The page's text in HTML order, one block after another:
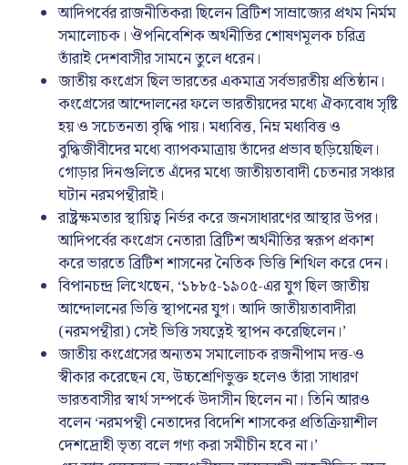
আদিপর্বের রাজনীতিকরা ছিলেন ব্রিটিশ সাম্রাজ্যের প্রথম নির্মম
সমালোচক। ঔপনিবেশিক অর্থনীতির শোষণমূলক চরিত্র
তাঁরাই দেশবাসীর সামনে তুলে ধরেন।
জাতীয় কংগ্রেস ছিল ভারতের একমাত্র সর্বভারতীয় প্রতিষ্ঠান।
কংগ্রেসের আন্দোলনের ফলে ভারতীয়দের মধ্যে ঐক্যবোধ সৃষ্টি
হয় ও সচেতনতা বৃদ্ধি পায়। মধ্যবিত্ত, নিম্ন মধ্যবিত্ত ও
বুদ্ধিজীবীদের মধ্যে ব্যাপকমাত্রায় তাঁদের প্রভাব ছড়িয়েছিল।
গোড়ার দিনগুলিতে এঁদের মধ্যে জাতীয়তাবাদী চেতনার সঞ্চার
ঘটান নরমপন্থীরাই।
রাষ্ট্রক্ষমতার স্থায়িত্ব নির্ভর করে জনসাধারণের আস্থার উপর।
আদিপর্বের কংগ্রেস নেতারা ব্রিটিশ অর্থনীতির স্বরূপ প্রকাশ
করে ভারতে ব্রিটিশ শাসনের নৈতিক ভিত্তি শিথিল করে দেন।
বিপানচন্দ্র লিখেছেন, ‘১৮৮৫-১৯০৫-এর যুগ ছিল জাতীয়
আন্দোলনের ভিত্তি স্থাপনের যুগ। আদি জাতীয়তাবাদীরা
(নরমপন্থীরা) সেই ভিত্তি সযত্নেই স্থাপন করেছিলেন।’
জাতীয় কংগ্রেসের অন্যতম সমালোচক রজনীপাম দত্ত-ও
স্বীকার করেছেন যে, উচ্চশ্রেণিভুক্ত হলেও তাঁরা সাধারণ
ভারতবাসীর স্বার্থ সম্পর্কে উদাসীন ছিলেন না। তিনি আরও
বলেন ‘নরমপন্থী নেতাদের বিদেশি শাসকের প্রতিক্রিয়াশীল
দেশদ্রোহী ভৃত্য বলে গণ্য করা সমীচীন হবে না।’